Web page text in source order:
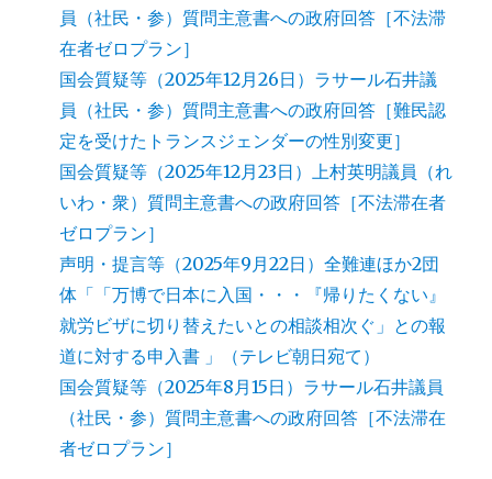
員（社民・参）質問主意書への政府回答［不法滞
在者ゼロプラン］
国会質疑等（2025年12月26日）ラサール石井議
員（社民・参）質問主意書への政府回答［難民認
定を受けたトランスジェンダーの性別変更］
国会質疑等（2025年12月23日）上村英明議員（れ
いわ・衆）質問主意書への政府回答［不法滞在者
ゼロプラン］
声明・提言等（2025年9月22日）全難連ほか2団
体「「万博で日本に入国・・・『帰りたくない』
就労ビザに切り替えたいとの相談相次ぐ」との報
道に対する申入書 」（テレビ朝日宛て）
国会質疑等（2025年8月15日）ラサール石井議員
（社民・参）質問主意書への政府回答［不法滞在
者ゼロプラン］